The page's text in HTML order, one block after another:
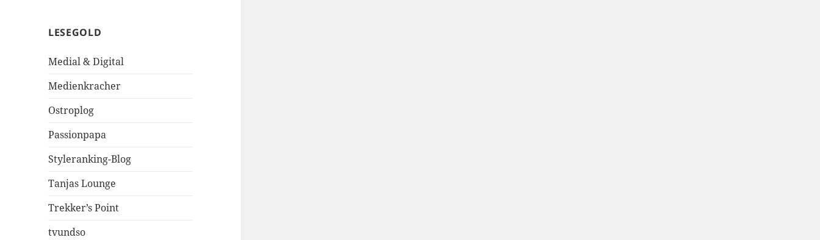
LESEGOLD
Medial & Digital
Medienkracher
Ostroplog
Passionpapa
Styleranking-Blog
Tanjas Lounge
Trekker’s Point
tvundso